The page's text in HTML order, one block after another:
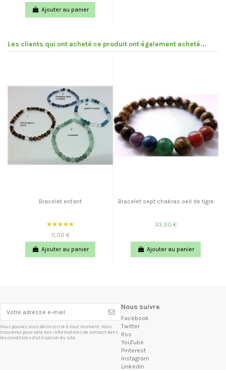
Ajouter au panier
Les clients qui ont acheté ce produit ont également acheté...
Bracelet enfant
11,00 €
Ajouter au panier
Bracelet sept chakras oeil de tigre
33,00 €
Ajouter au panier
Vous pouvez vous désinscrire à tout moment. Vous
trouverez pour cela nos informations de contact dans
les conditions d'utilisation du site.
Nous suivre
Facebook
Twitter
Rss
YouTube
Pinterest
Instagram
LinkedIn